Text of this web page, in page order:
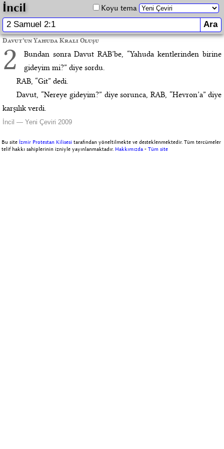
İncil Koyu tema
Davut’un Yahuda Kralı Oluşu
2
Bundan sonra Davut RAB’be, “Yahuda kentlerinden birine
gideyim mi?” diye sordu.
RAB, “Git” dedi.
Davut, “Nereye gideyim?” diye sorunca, RAB, “Hevron’a” diye
karşılık verdi.
İncil — Yeni Çeviri 2009
Bu site İzmir Protestan Kilisesi tarafından yöneltilmekte ve desteklenmektedir. Tüm tercümeler
telif hakkı sahiplerinin izniyle yayınlanmaktadır. Hakkımızda -Tüm site